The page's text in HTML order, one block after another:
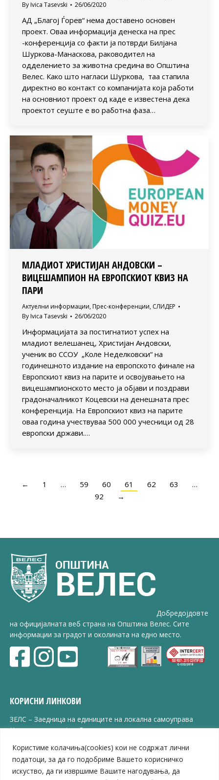
Користиме колачиња(cookies) кои не содржат лични
податоци, за да го подобриме Вашето корисничко
искуство, да ги извршиме Вашите нагодувања, да
By Ivica Tasevski 26/06/2020
АД „Благој Ѓорев“ нема доставено основен
проект. Оваа информација денеска на прес
-конференција со факти ја потврди Билјана
Шуркова-Манаскова, раководител на
одделението за животна средина во Општина
Велес. Како што нагласи Шуркова, таа стапила
директно во контакт со компанијата која работи
на основниот проект од каде е известена дека
проектот сеуште е во работна фаза…
МЛАДИОТ ХРИСТИЈАН АНДОВСКИ –
ВИЦЕШАМПИОН НА ЕВРОПСКИОТ КВИЗ НА
ПАРИ
Актуелни информации, Прес-конференции, СЛИДЕР
By Ivica Tasevski 26/06/2020
Информацијата за постигнатиот успех на
младиот велешанец, Христијан Андовски,
ученик во ССОУ „Коле Неделковски“ на
годинешното издание на европското финале на
Европскиот квиз на парите и освојувањето на
вицешампионското место ја објави и поздрави
градоначалникот Коцевски на денешната прес
конференција. На Европскиот квиз на парите
оваа година учествуваа 500 000 учесници од 28
европски држави.…
← 1 … 59 60 61 62 63
…
92
→
Добредојдовте
на официјалната веб страна на Општина Велес. Сите
информации за градот и околината на едно место.
КОРИСНИ ЛИНКОВИ
ЗЕЛС – Заедница на единиците на локална самоуправа
Центар за развој на Вардарски плански регион
ЈПССО „Парк – спорт и паркинзи“
ЛБ „Гоце Делчев“
ЛУ „Народен Музеј“